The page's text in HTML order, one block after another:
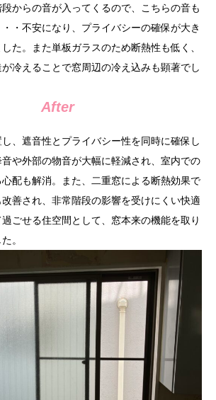
からの音が入ってくるので、こちらの音も
・不安になり、プライバシーの確保が大き
た。また単板ガラスのため断熱性も低く、
冷えることで窓周辺の冷え込みも顕著でし
After
、遮音性とプライバシー性を同時に確保し
や外部の物音が大幅に軽減され、室内での
配も解消。また、二重窓による断熱効果で
善され、非常階段の影響を受けにくい快適
ごせる住空間として、窓本来の機能を取り
。